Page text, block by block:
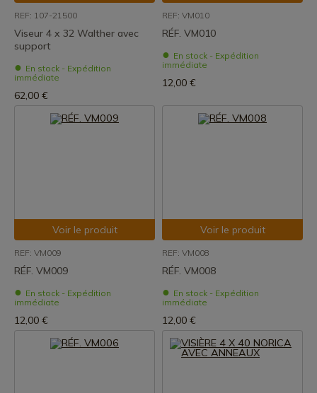
REF: 107-21500
Viseur 4 x 32 Walther avec
support
En stock - Expédition
immédiate
62,00 €
REF: VM010
RÉF. VM010
En stock - Expédition
immédiate
12,00 €
Voir le produit
REF: VM009
RÉF. VM009
En stock - Expédition
immédiate
12,00 €
Voir le produit
REF: VM008
RÉF. VM008
En stock - Expédition
immédiate
12,00 €